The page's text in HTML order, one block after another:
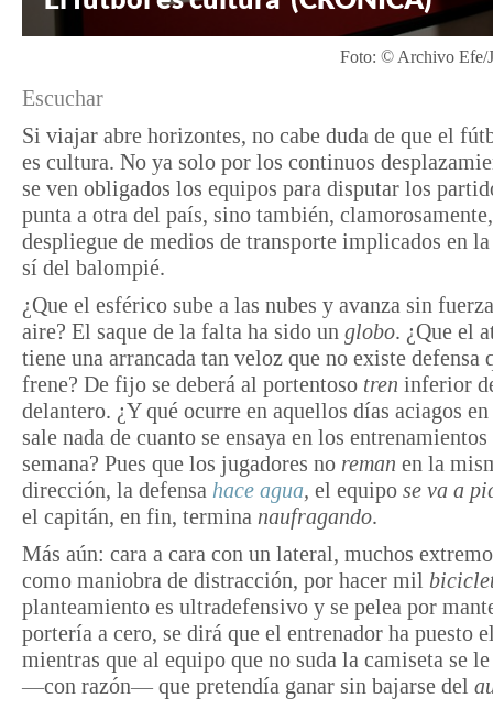
Foto: © Archivo Efe/
Escuchar
Si viajar abre horizontes, no cabe duda de que el
es cultura. No ya solo por los continuos
se ven obligados los equipos para disputar los
punta a otra del país, sino también,
despliegue de medios de transporte implicados en
sí del balompié.
¿Que el esférico sube a las nubes y avanza sin
aire? El saque de la falta ha sido un globo. ¿Que el
tiene una arrancada tan veloz que no existe defensa
frene? De fijo se deberá al portentoso tren inferior
delantero. ¿Y qué ocurre en aquellos días aciagos
sale nada de cuanto se ensaya en los
semana? Pues que los jugadores no reman en la
dirección, la defensa hace agua, el equipo se va a
el capitán, en fin, termina naufragando.
Más aún: cara a cara con un lateral, muchos
como maniobra de distracción, por hacer mil
planteamiento es ultradefensivo y se pelea por
portería a cero, se dirá que el entrenador ha puesto
mientras que al equipo que no suda la camiseta se
—con razón— que pretendía ganar sin bajarse del